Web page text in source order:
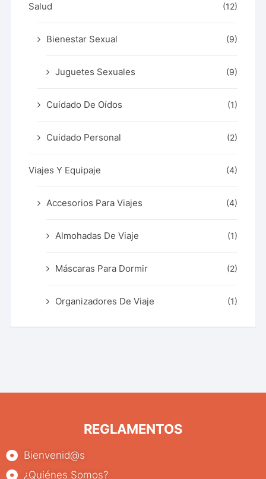
Salud (12)
Bienestar Sexual (9)
Juguetes Sexuales (9)
Cuidado De Oídos (1)
Cuidado Personal (2)
Viajes Y Equipaje (4)
Accesorios Para Viajes (4)
Almohadas De Viaje (1)
Máscaras Para Dormir (2)
Organizadores De Viaje (1)
REGLAMENTOS
Bienvenid@s
¿Quiénes Somos?